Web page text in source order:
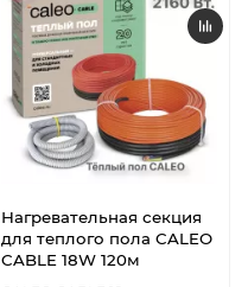
Нагревательная секция
для теплого пола CALEO
CABLE 18W 120м